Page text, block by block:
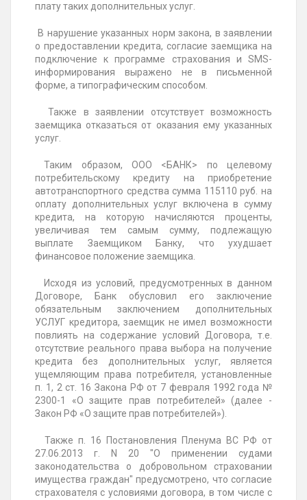
плату таких дополнительных услуг.
В нарушение указанных норм закона, в заявлении
о предоставлении кредита, согласие заемщика на
подключение к программе страхования и SMS-
информирования выражено не в письменной
форме, а типографическим способом.
Также в заявлении отсутствует возможность
заемщика отказаться от оказания ему указанных
услуг.
Таким образом, ООО <БАНК> по целевому
потребительскому кредиту на приобретение
автотранспортного средства сумма 115110 руб. на
оплату дополнительных услуг включена в сумму
кредита, на которую начисляются проценты,
увеличивая тем самым сумму, подлежащую
выплате Заемщиком Банку, что ухудшает
финансовое положение заемщика.
Исходя из условий, предусмотренных в данном
Договоре, Банк обусловил его заключение
обязательным заключением дополнительных
УСЛУГ кредитора, заемщик не имел возможности
повлиять на содержание условий Договора, т.е.
отсутствие реального права выбора на получение
кредита без дополнительных услуг, является
ущемляющим права потребителя, установленные
п. 1, 2 ст. 16 Закона РФ от 7 февраля 1992 года №
2300-1 «О защите прав потребителей» (далее -
Закон РФ «О защите прав потребителей»).
Также п. 16 Постановления Пленума ВС РФ от
27.06.2013 г. N 20 "О применении судами
законодательства о добровольном страховании
имущества граждан" предусмотрено, что согласие
страхователя с условиями договора, в том числе с